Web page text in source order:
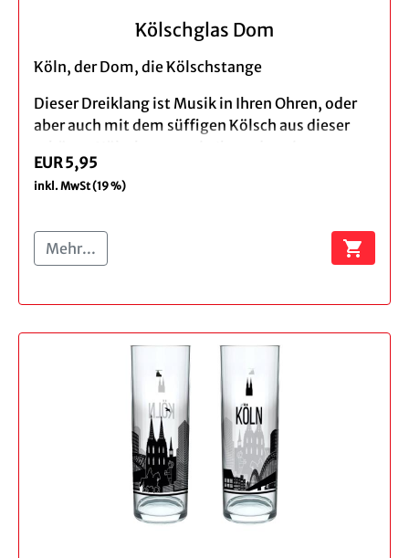
Kölschglas Dom
Köln, der Dom, die Kölschstange
Dieser Dreiklang ist Musik in Ihren Ohren, oder
aber auch mit dem süffigen Kölsch aus dieser
Kehlen. Für einen wahren Kölnliebhaber und
Kölschtrinker wie Sie es sind, gehört diese
Aufdruck in Ihr Glasregal.
Produktbeschreibung:
Material: Glas
Größe: ca. 15cm
Inhalt: 0,2l
Druck: Dom in weiß, Schriftzug Köln in rot
Verpackung: weißer Karton mit roter Köln
EUR 5,95
inkl. MwSt (19 %)
Mehr... shopping_cart